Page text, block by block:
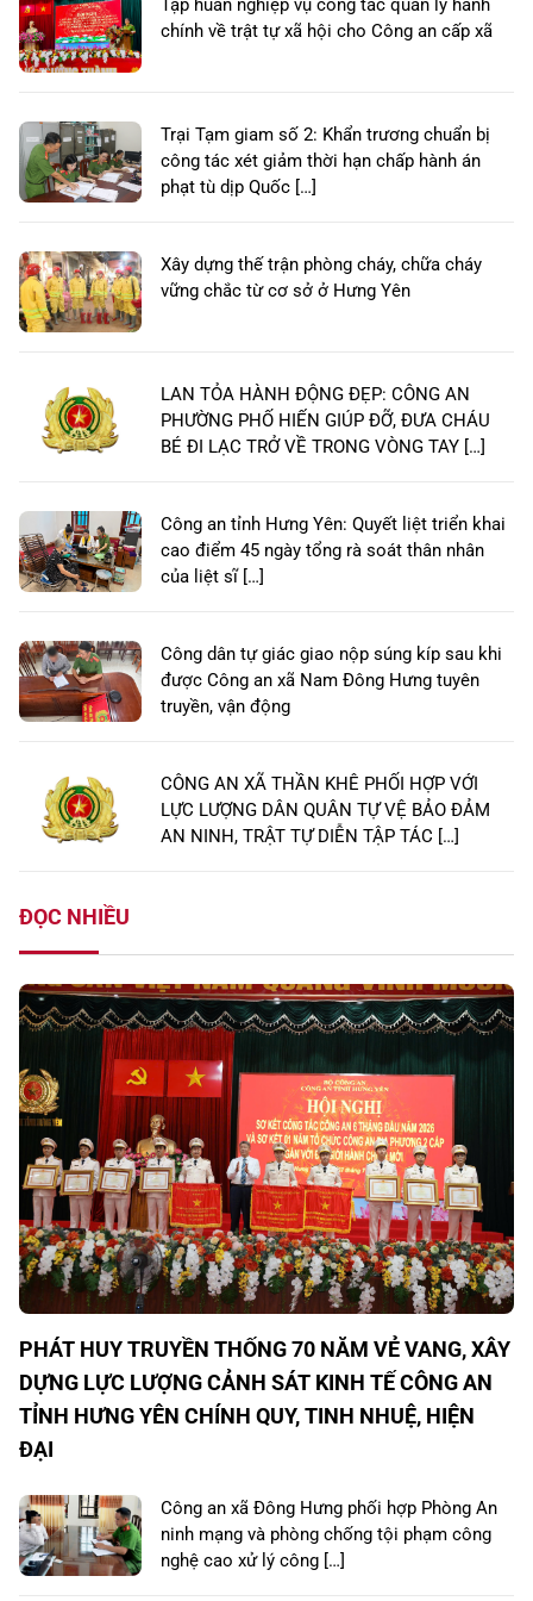
Tập huấn nghiệp vụ công tác quản lý hành
chính về trật tự xã hội cho Công an cấp xã
Trại Tạm giam số 2: Khẩn trương chuẩn bị
công tác xét giảm thời hạn chấp hành án
phạt tù dịp Quốc […]
Xây dựng thế trận phòng cháy, chữa cháy
vững chắc từ cơ sở ở Hưng Yên
LAN TỎA HÀNH ĐỘNG ĐẸP: CÔNG AN
PHƯỜNG PHỐ HIẾN GIÚP ĐỠ, ĐƯA CHÁU
BÉ ĐI LẠC TRỞ VỀ TRONG VÒNG TAY […]
Công an tỉnh Hưng Yên: Quyết liệt triển khai
cao điểm 45 ngày tổng rà soát thân nhân
của liệt sĩ […]
Công dân tự giác giao nộp súng kíp sau khi
được Công an xã Nam Đông Hưng tuyên
truyền, vận động
CÔNG AN XÃ THẦN KHÊ PHỐI HỢP VỚI
LỰC LƯỢNG DÂN QUÂN TỰ VỆ BẢO ĐẢM
AN NINH, TRẬT TỰ DIỄN TẬP TÁC […]
ĐỌC NHIỀU
PHÁT HUY TRUYỀN THỐNG 70 NĂM VẺ VANG, XÂY
DỰNG LỰC LƯỢNG CẢNH SÁT KINH TẾ CÔNG AN
TỈNH HƯNG YÊN CHÍNH QUY, TINH NHUỆ, HIỆN
ĐẠI
Công an xã Đông Hưng phối hợp Phòng An
ninh mạng và phòng chống tội phạm công
nghệ cao xử lý công […]